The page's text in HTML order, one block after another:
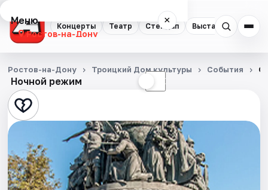
Концерты Театр Стендап Выставки
Меню ×
Ростов-на-Дону
Концерты
Театр
Стендап
Выставки
Квесты
Ночной режим ☾
Ростов-на-Дону Троицкий Дом культуры События